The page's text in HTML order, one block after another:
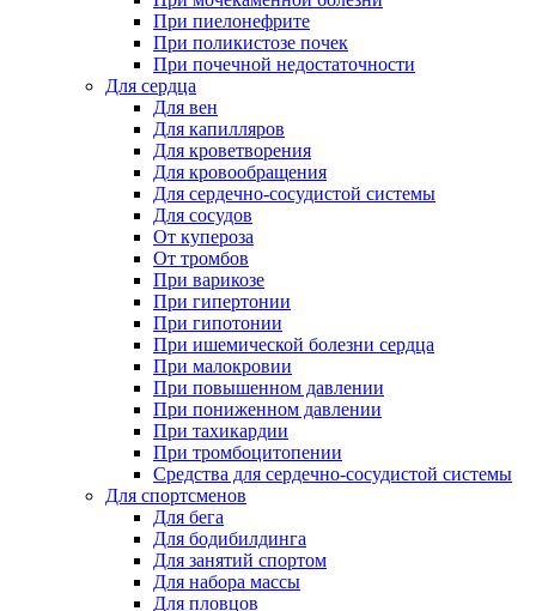
При пиелонефрите
При поликистозе почек
При почечной недостаточности
Для сердца
Для вен
Для капилляров
Для кроветворения
Для кровообращения
Для сердечно-сосудистой системы
Для сосудов
От купероза
От тромбов
При варикозе
При гипертонии
При гипотонии
При ишемической болезни сердца
При малокровии
При повышенном давлении
При пониженном давлении
При тахикардии
При тромбоцитопении
Средства для сердечно-сосудистой системы
Для спортсменов
Для бега
Для бодибилдинга
Для занятий спортом
Для набора массы
Для пловцов